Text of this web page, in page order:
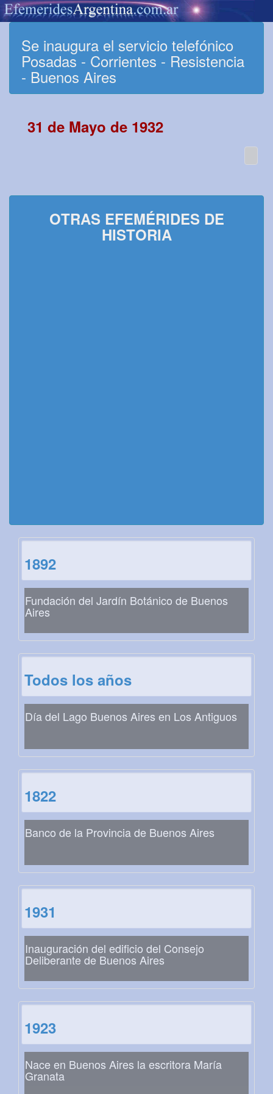
Se inaugura el servicio telefónico
Posadas - Corrientes - Resistencia
- Buenos Aires
31 de Mayo de 1932
OTRAS EFEMÉRIDES DE
HISTORIA
1892
Fundación del Jardín Botánico de Buenos
Aires
Todos los años
Día del Lago Buenos Aires en Los Antiguos
1822
Banco de la Provincia de Buenos Aires
1931
Inauguración del edificio del Consejo
Deliberante de Buenos Aires
1923
Nace en Buenos Aires la escritora María
Granata